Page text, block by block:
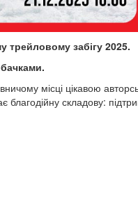
трейловому забігу 2025.
місці цікавою
благодійну складову: